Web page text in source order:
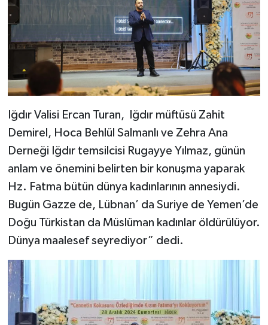
Iğdır Valisi Ercan Turan, Iğdır müftüsü Zahit
Demirel, Hoca Behlül Salmanlı ve Zehra Ana
Derneği Iğdır temsilcisi Rugayye Yılmaz, günün
anlam ve önemini belirten bir konuşma yaparak
Hz. Fatma bütün dünya kadınlarının annesiydi.
Bugün Gazze de, Lübnan’ da Suriye de Yemen’de
Doğu Türkistan da Müslüman kadınlar öldürülüyor.
Dünya maalesef seyrediyor” dedi.